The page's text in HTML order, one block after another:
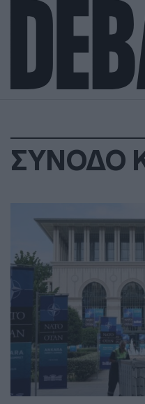
ΣΥΝΟΔΟ